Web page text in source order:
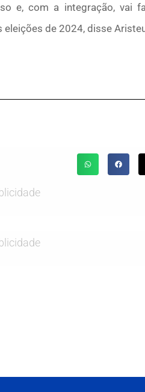
e, com a integração, vai
de 2024, disse